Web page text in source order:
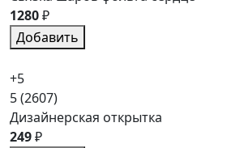
1280₽
Добавить
+5
5(2607)
Дизайнерская открытка
249₽